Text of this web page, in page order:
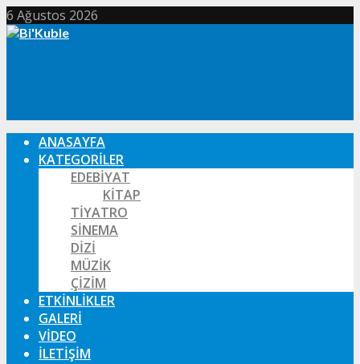
6 Ağustos 2026
ANASAYFA
KATEGORILER
EDEBIYAT
KITAP
TIYATRO
SINEMA
DIZI
MÜZIK
ÇIZIM
ETKINLIKLER
GALERI
VIDEO
İLETIŞIM